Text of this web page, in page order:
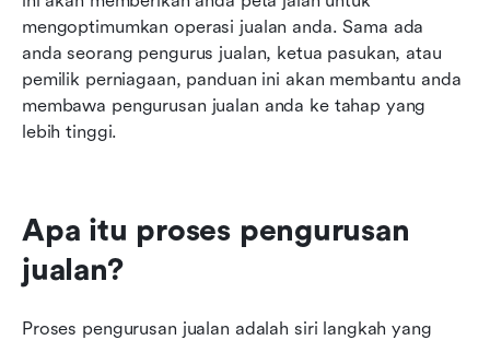
mengoptimumkan operasi jualan anda. Sama ada
anda seorang pengurus jualan, ketua pasukan, atau
pemilik perniagaan, panduan ini akan membantu anda
membawa pengurusan jualan anda ke tahap yang
lebih tinggi.
Apa itu proses pengurusan
jualan?
Proses pengurusan jualan adalah siri langkah yang